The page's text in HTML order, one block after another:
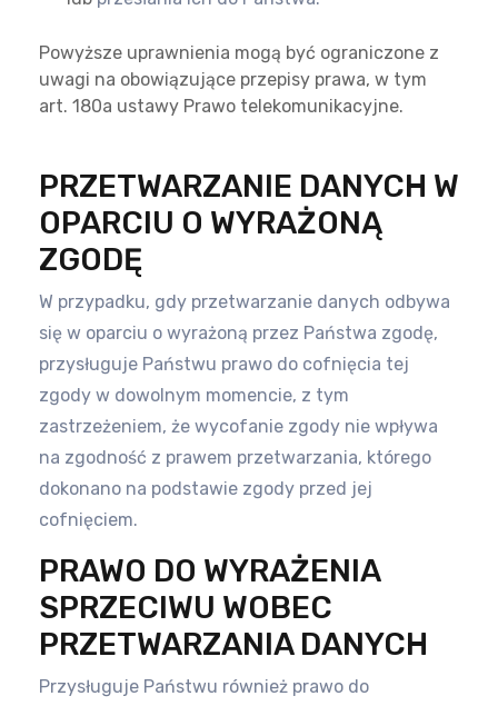
Powyższe uprawnienia mogą być ograniczone z
uwagi na obowiązujące przepisy prawa, w tym
art. 180a ustawy Prawo telekomunikacyjne.
PRZETWARZANIE DANYCH W
OPARCIU O WYRAŻONĄ
ZGODĘ
W przypadku, gdy przetwarzanie danych odbywa
się w oparciu o wyrażoną przez Państwa zgodę,
przysługuje Państwu prawo do cofnięcia tej
zgody w dowolnym momencie, z tym
zastrzeżeniem, że wycofanie zgody nie wpływa
na zgodność z prawem przetwarzania, którego
dokonano na podstawie zgody przed jej
cofnięciem.
PRAWO DO WYRAŻENIA
SPRZECIWU WOBEC
PRZETWARZANIA DANYCH
Przysługuje Państwu również prawo do